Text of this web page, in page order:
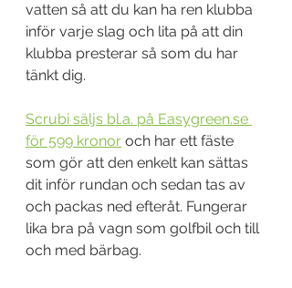
vatten så att du kan ha ren klubba
inför varje slag och lita på att din
klubba presterar så som du har
tänkt dig.
Scrubi säljs bl.a. på Easygreen.se
för 599 kronor och har ett fäste
som gör att den enkelt kan sättas
dit inför rundan och sedan tas av
och packas ned efteråt. Fungerar
lika bra på vagn som golfbil och till
och med bärbag.